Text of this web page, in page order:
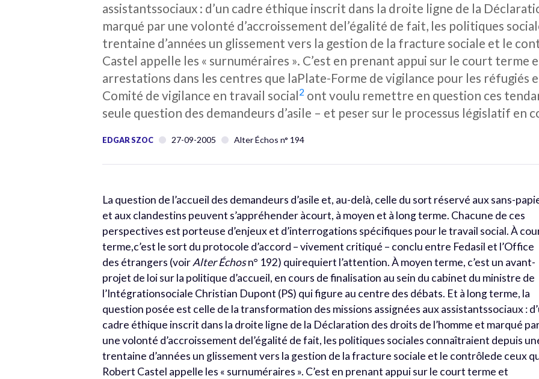
assistantssociaux : d’un cadre éthique inscrit dans la droite ligne de la
marqué par une volonté d’accroissement del’égalité de fait, les politiques
trentaine d’années un glissement vers la gestion de la fracture sociale et le
Castel appelle les « surnuméraires ». C’est en prenant appui sur le court terme
arrestations dans les centres que laPlate-Forme de vigilance pour les réfugiés
Comité de vigilance en travail social2 ont voulu remettre en question ces
seule question des demandeurs d’asile – et peser sur le processus législatif en
EDGAR SZOC 27-09-2005 Alter Échos n° 194
La question de l’accueil des demandeurs d’asile et, au-delà, celle du sort réservé aux sans-
et aux clandestins peuvent s’appréhender àcourt, à moyen et à long terme. Chacune de ces
perspectives est porteuse d’enjeux et d’interrogations spécifiques pour le travail social. À
terme,c’est le sort du protocole d’accord – vivement critiqué – conclu entre Fedasil et l’Office
des étrangers (voirAlter Échosn° 192) quirequiert l’attention. À moyen terme, c’est un avant-
projet de loi sur la politique d’accueil, en cours de finalisation au sein du cabinet du ministre de
l’Intégrationsociale Christian Dupont (PS) qui figure au centre des débats. Et à long terme, la
question posée est celle de la transformation des missions assignées aux assistantssociaux :
cadre éthique inscrit dans la droite ligne de la Déclaration des droits de l’homme et marqué
une volonté d’accroissement del’égalité de fait, les politiques sociales connaîtraient depuis
trentaine d’années un glissement vers la gestion de la fracture sociale et le contrôlede ceux
Robert Castel appelle les « surnuméraires ». C’est en prenant appui sur le court terme et